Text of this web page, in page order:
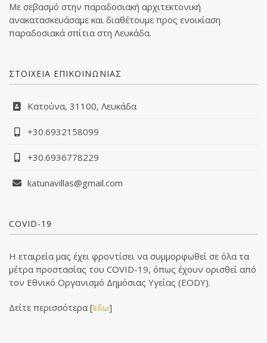
Με σεβασμό στην παραδοσιακή αρχιτεκτονική
ανακατασκευάσαμε και διαθέτουμε προς ενοικίαση
παραδοσιακά σπίτια στη Λευκάδα.
ΣΤΟΙΧΕΙΑ ΕΠΙΚΟΙΝΩΝΙΑΣ
Κατούνα, 31100, Λευκάδα
+30.6932158099
+30.6936778229
katunavillas@gmail.com
COVID-19
Η εταιρεία μας έχει φροντίσει να συμμορφωθεί σε όλα τα
μέτρα προστασίας του COVID-19, όπως έχουν ορισθεί από
τον Εθνικό Οργανισμό Δημόσιας Υγείας (EODY).
Δείτε περισσότερα [εδω]